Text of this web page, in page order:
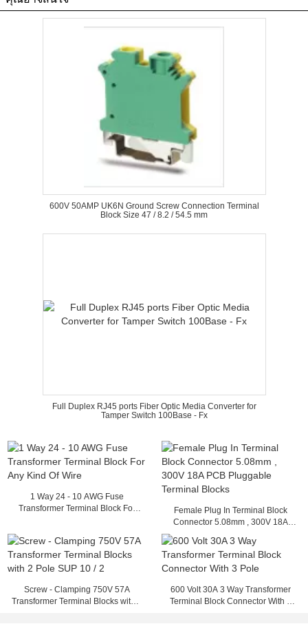
600V 50AMP UK6N Ground Screw Connection Terminal
Block Size 47 / 8.2 / 54.5 mm
Full Duplex RJ45 ports Fiber Optic Media Converter for
Tamper Switch 100Base - Fx
1 Way 24 - 10 AWG Fuse
Transformer Terminal Block For
Female Plug In Terminal Block
Connector 5.08mm , 300V 18A
PCB Pluggable Terminal Blocks
Screw - Clamping 750V 57A
Transformer Terminal Blocks with 2
600 Volt 30A 3 Way Transformer
Terminal Block Connector With 3